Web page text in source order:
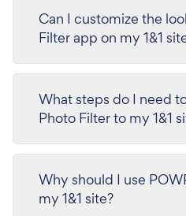
Can I customize the
Filter app on my 1&1
What steps do I need
Photo Filter to my 1&1
Why should I use
my 1&1 site?